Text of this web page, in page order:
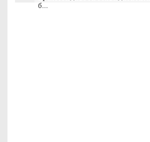
Министър Абровски откри сезона